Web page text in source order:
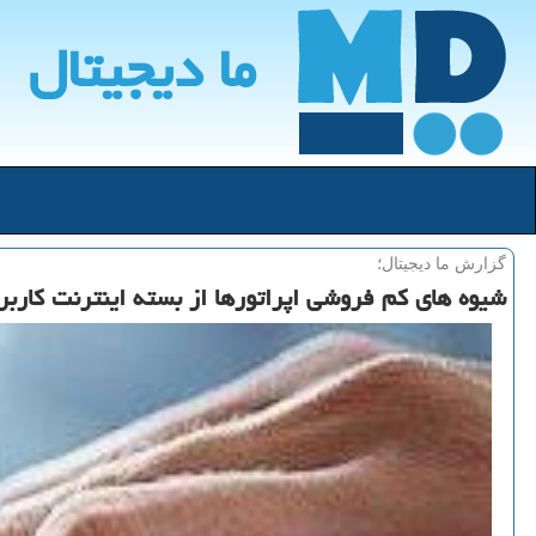
ما دیجیتال
گزارش ما دیجیتال؛
شیوه های كم فروشی اپراتورها از بسته اینترنت